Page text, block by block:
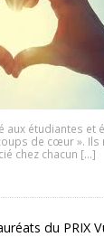
aux étudiantes et
de cœur ». Ils
chez chacun […]
du PRIX